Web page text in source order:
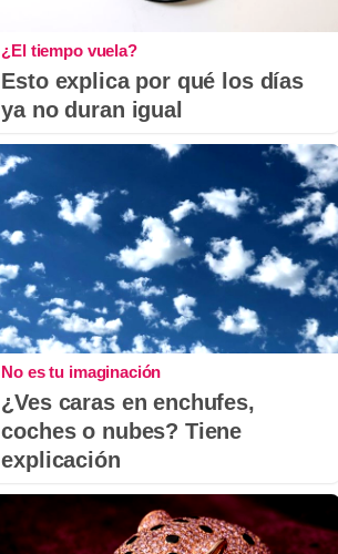
¿El tiempo vuela?
Esto explica por qué los días
ya no duran igual
No es tu imaginación
¿Ves caras en enchufes,
coches o nubes? Tiene
explicación